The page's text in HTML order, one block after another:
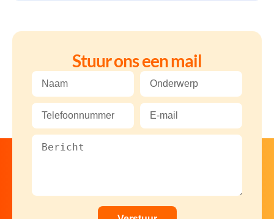
Stuur ons een mail